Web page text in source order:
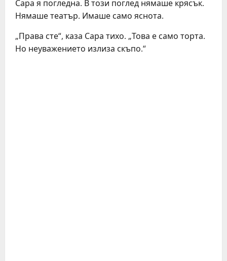
Сара я погледна. В този поглед нямаше крясък.
Нямаше театър. Имаше само яснота.
„Права сте“, каза Сара тихо. „Това е само торта.
Но неуважението излиза скъпо.“